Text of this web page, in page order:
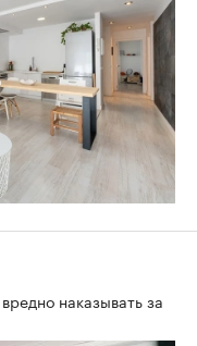
наказывать за